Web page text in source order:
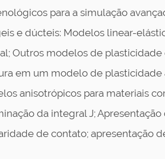
para a simulação
e dúcteis: Modelos linear-
Outros modelos de
em um modelo de
anisotrópicos para materiais
da integral J;
de contato; apresentação